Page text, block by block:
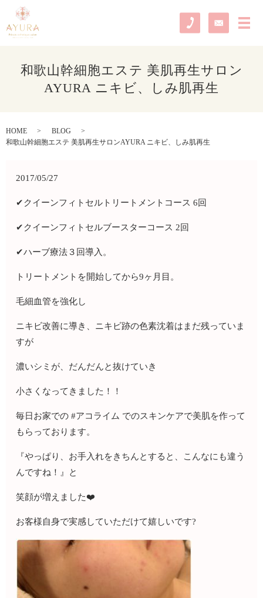
メ
和歌山幹細胞エステ 美肌再生サロン
AYURA ニキビ、しみ肌再生
HOME
BLOG
和歌山幹細胞エステ 美肌再生サロンAYURA ニキビ、しみ肌再生
2017/05/27
✔︎クイーンフィトセルトリートメントコース 6回
✔︎クイーンフィトセルブースターコース 2回
✔︎ハーブ療法３回導入。
トリートメントを開始してから9ヶ月目。
毛細血管を強化し
ニキビ改善に導き、ニキビ跡の色素沈着はまだ残っていま
すが
濃いシミが、だんだんと抜けていき
小さくなってきました！！
毎日お家での #アコライム でのスキンケアで美肌を作って
もらっております。
『やっぱり、お手入れをきちんとすると、こんなにも違う
んですね！』と
笑顔が増えました❤️
お客様自身で実感していただけて嬉しいです?